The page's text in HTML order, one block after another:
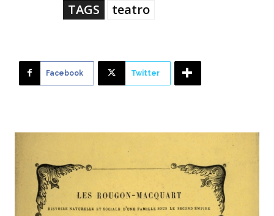
TAGS teatro
Facebook Twitter